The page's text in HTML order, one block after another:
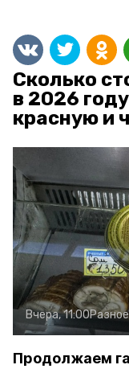
Сколько
в 2026
красную и
Вчера, 11:00Разное
Продолжаем